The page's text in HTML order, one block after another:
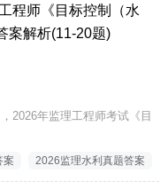
程师《目标控制（水
案解析(11-20题)
2026年监理工程师考试《目
案 2026监理水利真题答案